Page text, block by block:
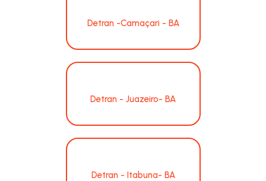
Detran -Camaçari - BA
Detran - Juazeiro- BA
Detran - Itabuna- BA